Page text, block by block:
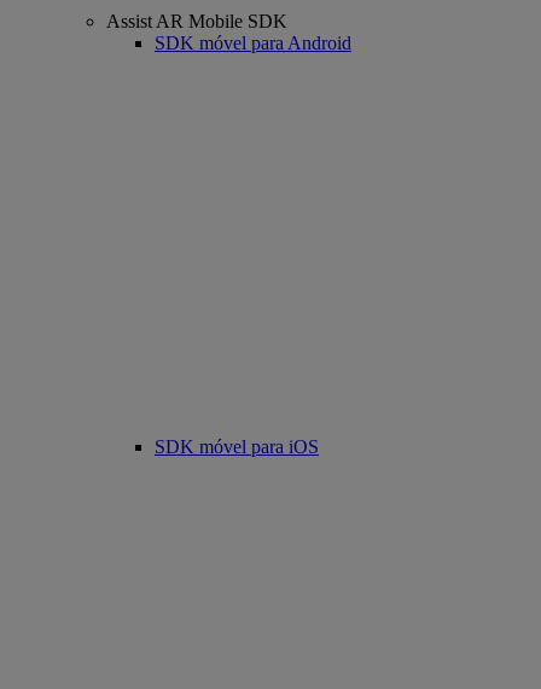
Assist AR Mobile SDK
SDK móvel para Android
SDK móvel para iOS